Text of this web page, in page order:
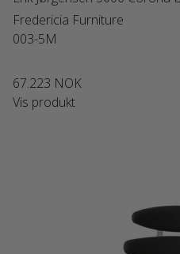
Fredericia Furniture
003-5M
67.223 NOK
Vis produkt